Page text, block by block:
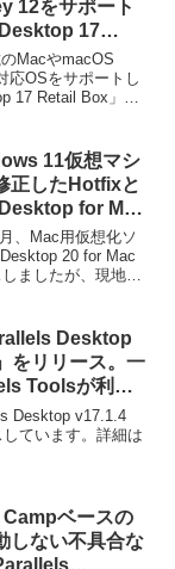
12をサポート
17
売開始。
MacやmacOS
応OSをサポートし
17 Retail Box」が
11仮想マシ
正したHotfixと
for Mac
ス。
、Mac用仮想化ソ
20 for Mac
ましたが、現地時
す。
Desktop
をリリース。一
Toolsが利用
正されたもよ
Desktop v17.1.4
ています。詳細は
ベースの
しない不具合な